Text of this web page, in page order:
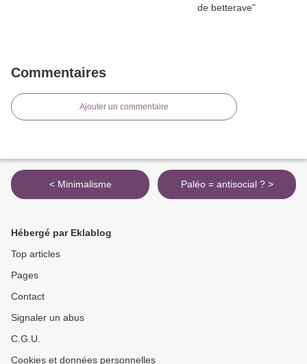
Commentaires
Ajouter un commentaire
< Minimalisme Paléo = antisocial ? >
Hébergé par Eklablog
Top articles
Pages
Contact
Signaler un abus
C.G.U.
Cookies et données personnelles